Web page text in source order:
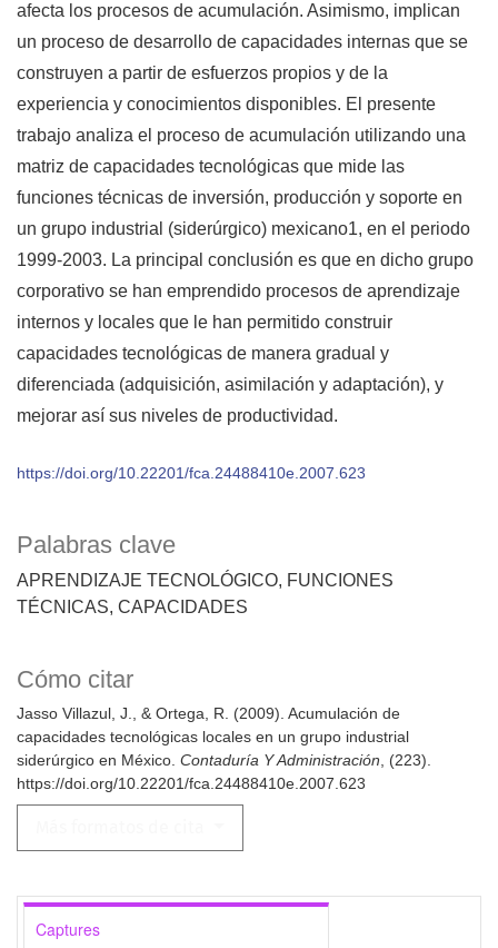
Palabras clave
APRENDIZAJE TECNOLÓGICO FUNCIONES
TÉCNICAS CAPACIDADES
Cómo citar
Jasso Villazul, J., & Ortega, R. (2009). Acumulación de
capacidades tecnológicas locales en un grupo industrial
siderúrgico en México. Contaduría Y Administración , (223).
https://doi.org/10.22201/fca.24488410e.2007.623
Captures
afecta los procesos de acumulación. Asimismo, implican
un proceso de desarrollo de capacidades internas que se
construyen a partir de esfuerzos propios y de la
experiencia y conocimientos disponibles. El presente
trabajo analiza el proceso de acumulación utilizando una
matriz de capacidades tecnológicas que mide las
funciones técnicas de inversión, producción y soporte en
un grupo industrial (siderúrgico) mexicano1, en el periodo
1999-2003. La principal conclusión es que en dicho grupo
corporativo se han emprendido procesos de aprendizaje
internos y locales que le han permitido construir
capacidades tecnológicas de manera gradual y
diferenciada (adquisición, asimilación y adaptación), y
mejorar así sus niveles de productividad.
https://doi.org/10.22201/fca.24488410e.2007.623